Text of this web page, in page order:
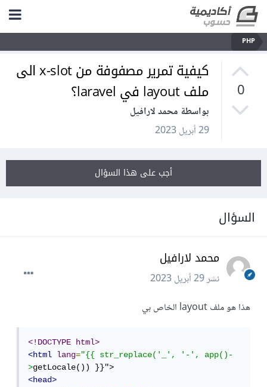
PHP
0
كيفية تمرير مصفوفة من x-slot الى
ملف layout في laravel؟
بواسطة محمد لارافيل
29 أبريل 2023
أجب على هذا السؤال
السؤال
محمد لارافيل
نشر29 أبريل 2023
هذا هو ملف layout الخاص بي
<!DOCTYPE html>
<html
lang="{{ str_replace('_', '-', app()-
>
<head>